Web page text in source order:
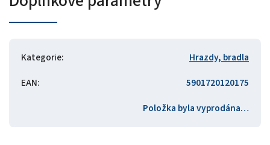
Kategorie:
Hrazdy, bradla
EAN:
5901720120175
Položka byla vyprodána…